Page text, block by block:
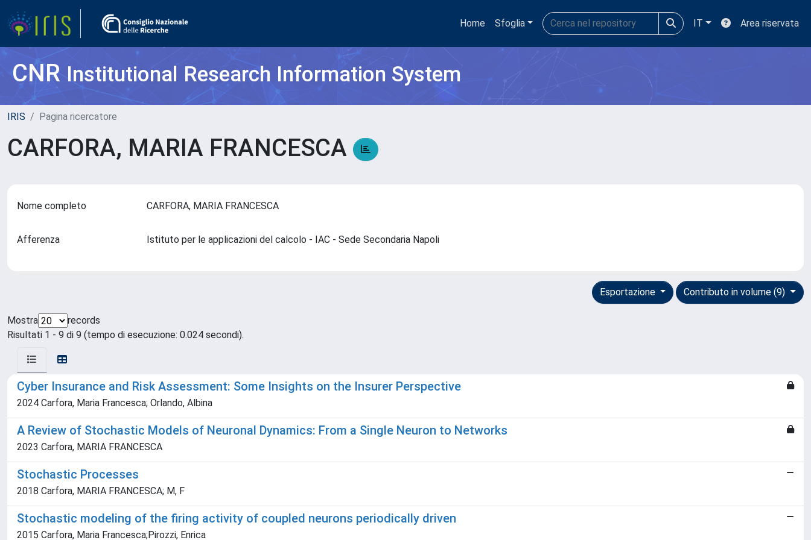
Home Sfoglia IT Area riservata
CNRInstitutional Research Information System
IRIS Pagina ricercatore
CARFORA, MARIA FRANCESCA
Nome completo CARFORA, MARIA FRANCESCA
Afferenza Istituto per le applicazioni del calcolo - IAC - Sede Secondaria Napoli
Contributo in volume (9)
Esportazione
Mostra
records
Risultati 1 - 9 di 9 (tempo di esecuzione: 0.024 secondi).
Cyber Insurance and Risk Assessment: Some Insights on the Insurer Perspective
2024 Carfora, Maria Francesca; Orlando, Albina
A Review of Stochastic Models of Neuronal Dynamics: From a Single Neuron to Networks
2023 Carfora, MARIA FRANCESCA
Stochastic Processes
2018 Carfora, MARIA FRANCESCA; M, F
Stochastic modeling of the firing activity of coupled neurons periodically driven
2015 Carfora, Maria Francesca;Pirozzi, Enrica